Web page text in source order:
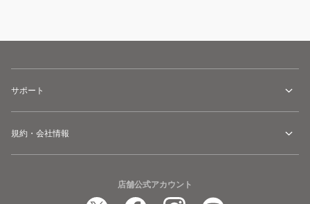
サポート
規約・会社情報
店舗公式アカウント